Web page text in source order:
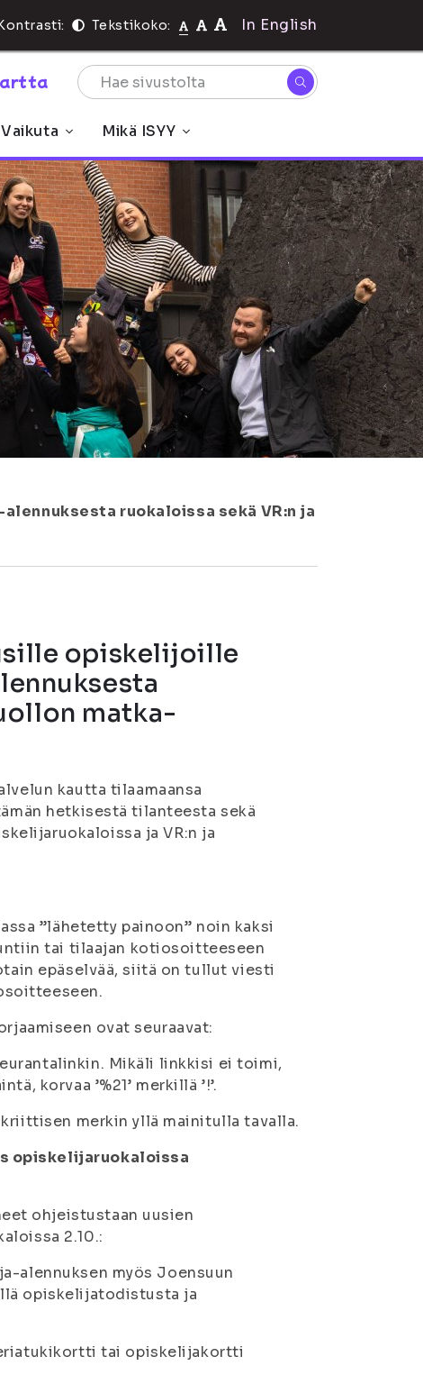
Tekstikoko: In English
Vaikuta Mikä ISYY
ruokaloissa sekä VR:n ja
opiskelijoille
matka-
kautta tilaamaansa
hetkisestä tilanteesta sekä
ja VR:n ja
”lähetetty painoon” noin kaksi
tai tilaajan kotiosoitteeseen
epäselvää, siitä on tullut viesti
ovat seuraavat:
Mikäli linkkisi ei toimi,
korvaa ’%21’ merkillä ’!’.
merkin yllä mainitulla tavalla.
opiskelijaruokaloissa
ohjeistustaan uusien
2.10.:
alennuksen myös Joensuun
opiskelijatodistusta ja
tai opiskelijakortti